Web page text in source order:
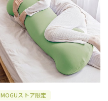
MOGUストア限定